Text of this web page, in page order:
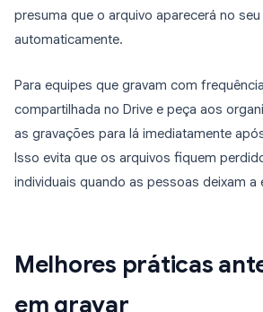
presuma que o arquivo aparecerá no seu
automaticamente.
Para equipes que gravam com
compartilhada no Drive e peça aos
as gravações para lá imediatamente
Isso evita que os arquivos fiquem
individuais quando as pessoas deixam a
Melhores práticas
em gravar